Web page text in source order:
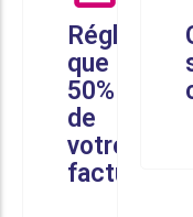
Réglez
que
50%
de
votre
facture